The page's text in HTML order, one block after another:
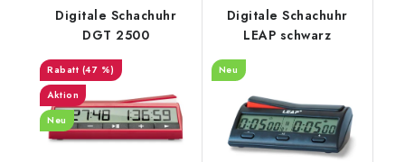
Digitale Schachuhr
DGT 2500
(47 %)
Aktion
Neu
Digitale Schachuhr
LEAP schwarz
Neu